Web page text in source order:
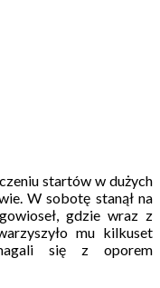
startów w dużych
W sobotę stanął na
gdzie wraz z
mu kilkuset
się z oporem